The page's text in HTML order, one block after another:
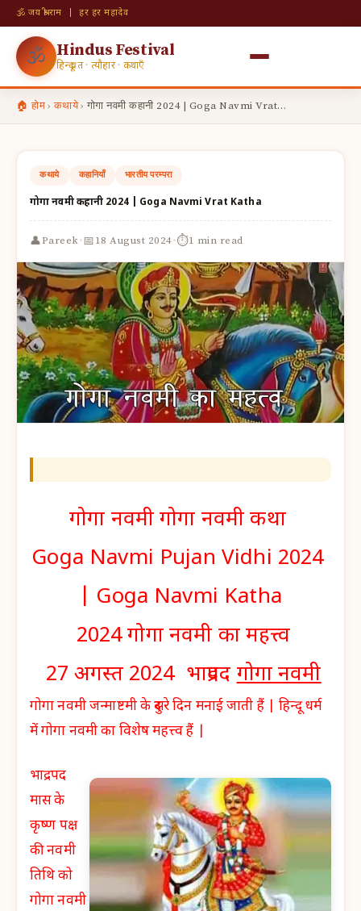
🕉 जय श्री राम | हर हर महादेव
🕉 Hindus Festival
हिन्दू व्रत · त्यौहार · कथाएँ
🏠 होम› कथाये› गोगा नवमी कहानी 2024 | Goga Navmi Vrat…
कथाये कहानियाँ भारतीय परम्परा
गोगा नवमी कहानी 2024 | Goga Navmi Vrat Katha
👤Pareek·📅18 August 2024·⏱1 min read
गोगा नवमी गोगा नवमी कथा
Goga Navmi Pujan Vidhi 2024
| Goga Navmi Katha
2024 गोगा नवमी का महत्त्व
27 अगस्त 2024 भाद्रपदगोगा नवमी
गोगा नवमी जन्माष्टमी के दुसरे दिन मनाई जाती हैं | हिन्दू धर्म
में गोगा नवमी का विशेष महत्त्व हैं |
भाद्रपद
मास के
कृष्ण पक्ष
की नवमी
तिथि को
गोगा नवमी